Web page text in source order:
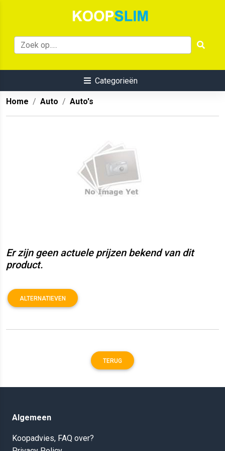
Categorieën
Home Auto Auto's
Er zijn geen actuele prijzen bekend van dit
product.
ALTERNATIEVEN
TERUG
Algemeen
Koopadvies, FAQ over?